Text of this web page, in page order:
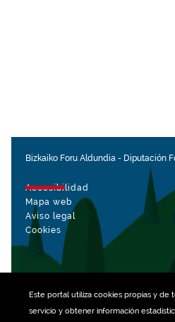
Este portal utiliza cookiespropias y de
servicio y obtener información
Bizkaiko Foru Aldundia - Diputación
Accesibilidad
Mapa web
Aviso legal
Cookies